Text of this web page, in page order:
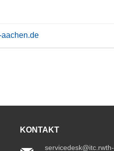
KONTAKT
servicedesk@itc.rwth-